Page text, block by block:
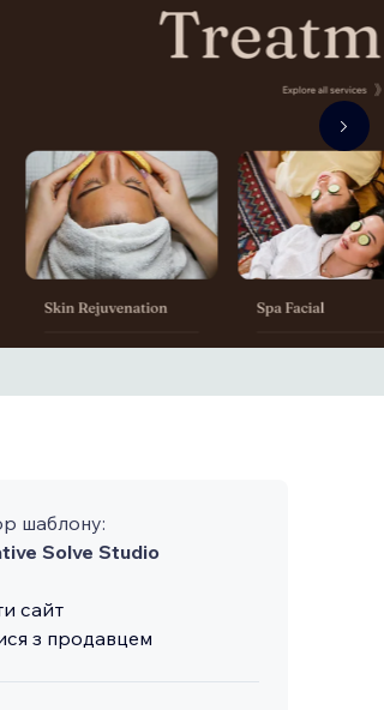
шаблону:
Solve Studio
сайт
з продавцем